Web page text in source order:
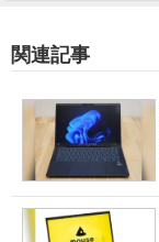
関連記事